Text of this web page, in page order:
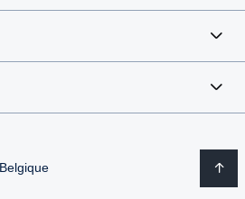
Belgique